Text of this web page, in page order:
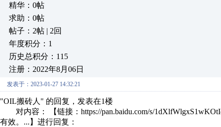
精华：0帖
求助：0帖
帖子：2帖 | 2回
年度积分：1
历史总积分：115
注册：2022年8月06日
发表于：2023-01-27 14:32:21
"OIL搬砖人" 的回复，发表在1楼
对内容： 【链接：https://pan.baidu.com/s/
有效。...】进行回复：